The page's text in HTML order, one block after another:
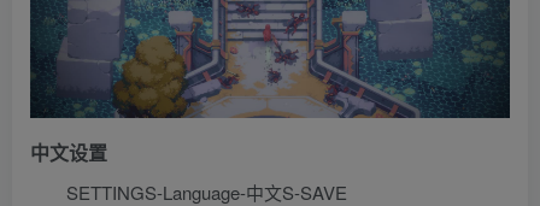
中文设置
SETTINGS-Language-中文S-SAVE